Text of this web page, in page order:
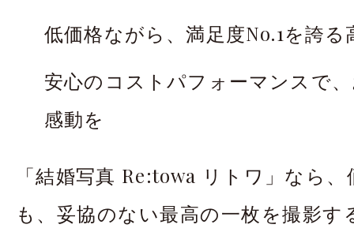
低価格ながら、満足度No.1を誇
安心のコストパフォーマンスで
感動を
「結婚写真 Re:towa リトワ」なら
も、妥協のない最高の一枚を撮影